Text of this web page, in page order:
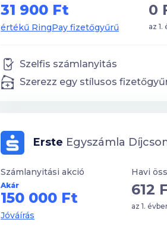
31 900 Ft
értékű RingPay fizetőgyűrű
0
az 1.
Szelfis számlanyitás
Szerezz egy stílusos
Erste Egyszámla Díjcsomag -
Számlanyitási akció
Akár
150 000 Ft
Jóváírás
Havi
612
az 1.